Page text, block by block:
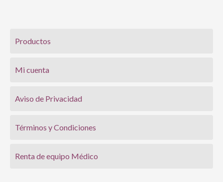
Productos
Mi cuenta
Aviso de Privacidad
Términos y Condiciones
Renta de equipo Médico